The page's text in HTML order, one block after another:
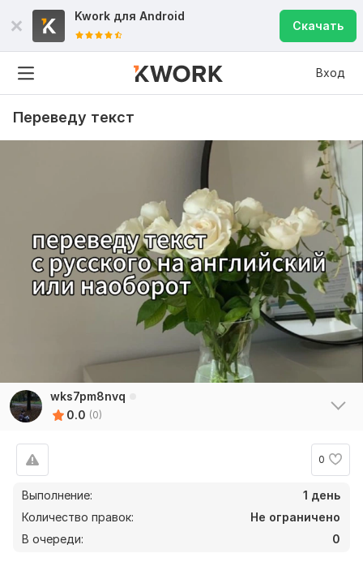
Kwork для Android
Скачать
Вход
Переведу текст
wks7pm8nvq
0.0 (0)
0
Выполнение:
1 день
Количество правок:
Не ограничено
В очереди:
0